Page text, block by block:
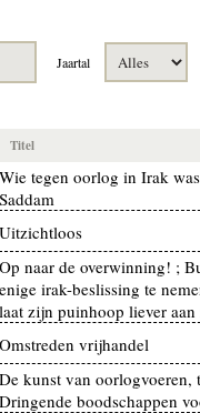
Jaartal
Titel
Wie tegen oorlog in Irak
Saddam
Uitzichtloos
Op naar de overwinning! ;
enige irak-beslissing te
laat zijn puinhoop liever
Omstreden vrijhandel
De kunst van oorlogvoeren,
Dringende boodschappen